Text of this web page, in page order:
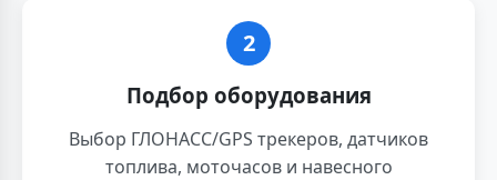
2
Подбор оборудования
Выбор ГЛОНАСС/GPS трекеров, датчиков
топлива, моточасов и навесного